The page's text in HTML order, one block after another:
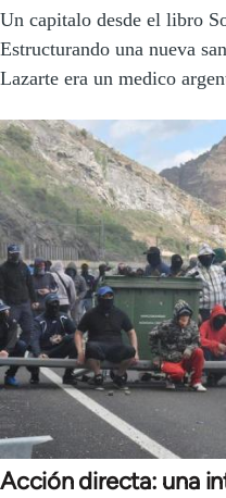
Un capitalo desde el libro
Estructurando una nueva
Lazarte era un medico
Acción directa: una